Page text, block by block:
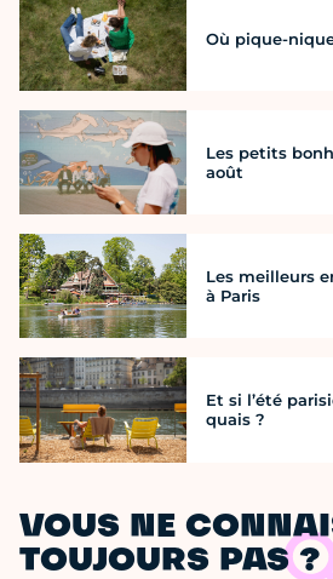
Où pique-
Les petits
août
Les meilleurs
à Paris
Et si l’été
quais ?
VOUS NE
TOUJOURS PAS ?